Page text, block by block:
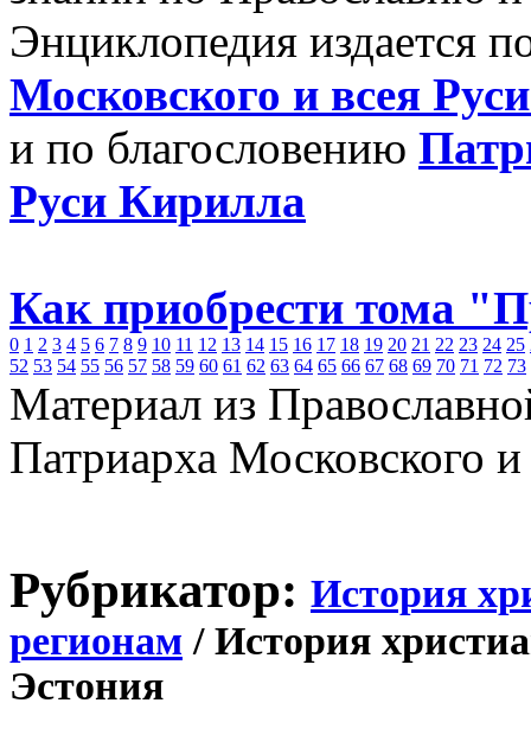
Энциклопедия издается
Московского и всея
и по благословению
Руси Кирилла
Как приобрести тома
0 1 2 3 4 5 6 7 8 9 10 11 12 13 14 15 16 17 18 19 20 21 22 23 24 25
52 53 54 55 56 57 58 59 60 61 62 63 64 65 66 67 68 69 70 71 72 73
Материал из
Патриарха Московского
Рубрикатор: История
регионам / История
Эстония